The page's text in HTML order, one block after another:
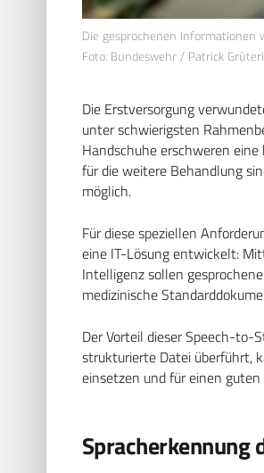
Die gesprochenen Informationen
Foto: Bundeswehr / Patrick
Die Erstversorgung
unter schwierigsten
Handschuhe erschweren
für die weitere Behandlung
möglich.
Für diese speziellen
eine IT-Lösung entwickelt:
Intelligenz sollen
medizinische
Der Vorteil dieser Speech-to-
strukturierte Datei überführt,
einsetzen und für einen
Spracherkennung